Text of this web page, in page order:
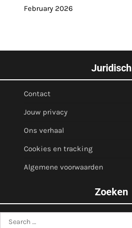
February 2026
Juridisch
Contact
Jouw privacy
Ons verhaal
Cookies en tracking
Algemene voorwaarden
Zoeken
Search